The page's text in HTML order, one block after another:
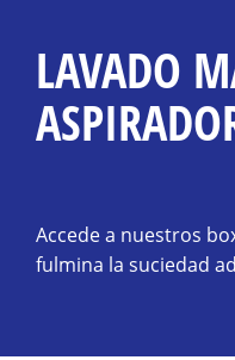
LAVADO
Accede a nuestros
fulmina la suciedad